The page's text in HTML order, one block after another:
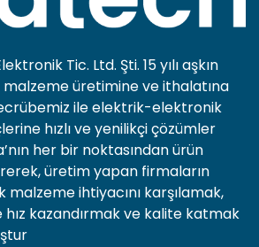
Tic. Ltd. Şti. 15 yılı aşkın
üretimine ve ithalatına
ile elektrik-elektronik
hızlı ve yenilikçi çözümler
her bir noktasından ürün
üretim yapan firmaların
ihtiyacını karşılamak,
kazandırmak ve kalite katmak